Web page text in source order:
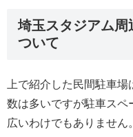
埼玉スタジアム周
ついて
上で紹介した民間駐車場
数は多いですが駐車スペ
広いわけでもありません。